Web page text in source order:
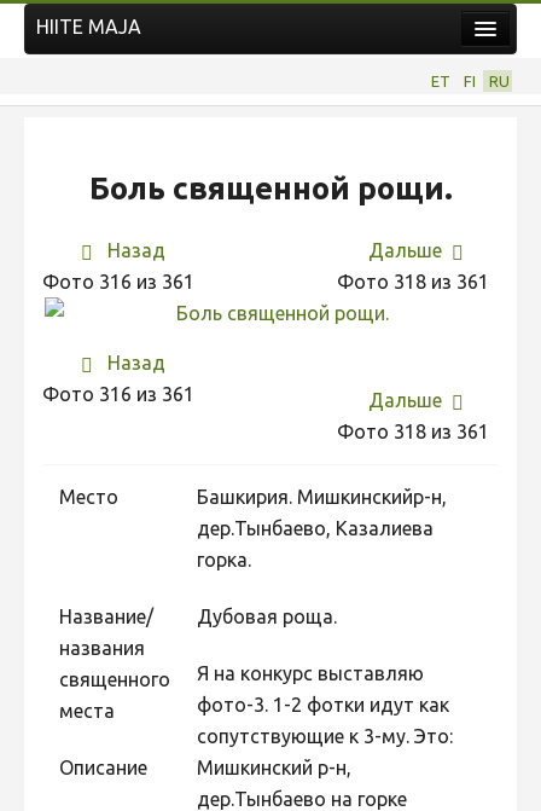
Hiite kuvavõistlus 2026
Не учитываются 2025
Видео 2025
Фотоконкурс 2024
Фотоконкурс 2023
Не учитываются 2023
Видео 2023
Фотоконкурс 2022
Не учитываются 2022
Фотоконкурс 2021
HIITE MAJA
ET FI RU
Боль священной рощи.
Назад
Фото 316 из 361
Дальше
Фото 318 из 361
Назад
Фото 316 из 361
Дальше
Фото 318 из 361
Место
Башкирия. Мишкинскийр-н,
дер.Тынбаево, Казалиева
горка.
Название/
названия
священного
места
Дубовая роща.
Описание
Я на конкурс выставляю
фото-3. 1-2 фотки идут как
сопутствующие к 3-му. Это:
Мишкинский р-н,
дер.Тынбаево на горке